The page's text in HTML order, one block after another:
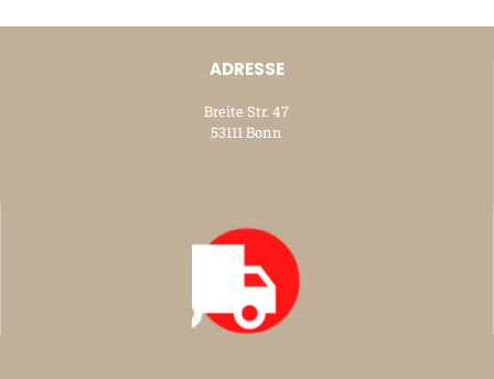
ADRESSE
Breite Str. 47
53111 Bonn